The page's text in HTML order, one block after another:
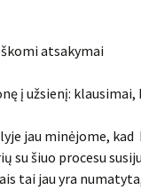
atsakymai
į užsienį:
jau minėjome,
su šiuo procesu
tai jau yra